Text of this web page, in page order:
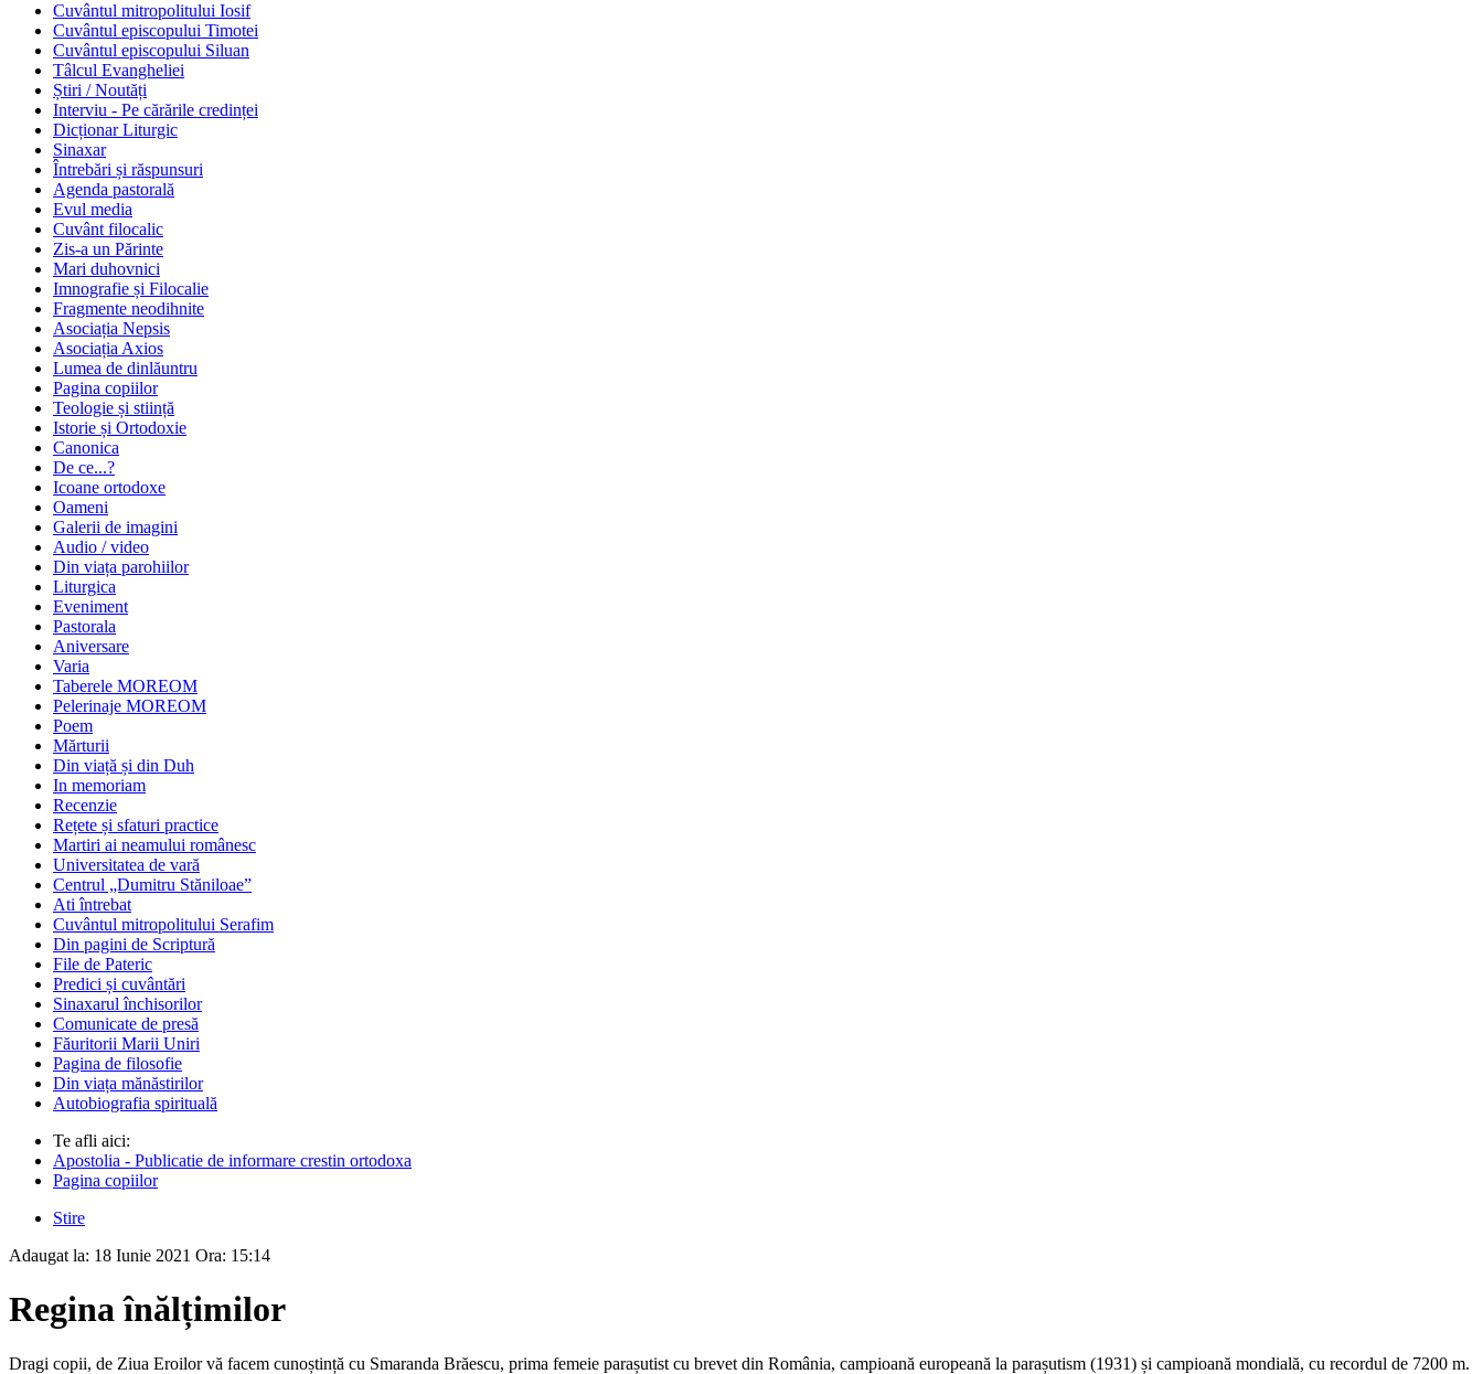
Cuvântul mitropolitului Iosif
Cuvântul episcopului Timotei
Cuvântul episcopului Siluan
Tâlcul Evangheliei
Știri / Noutăți
Interviu - Pe cărările credinței
Dicționar Liturgic
Sinaxar
Întrebări și răspunsuri
Agenda pastorală
Evul media
Cuvânt filocalic
Zis-a un Părinte
Mari duhovnici
Imnografie și Filocalie
Fragmente neodihnite
Asociația Nepsis
Asociația Axios
Lumea de dinlăuntru
Pagina copiilor
Teologie și stiință
Istorie și Ortodoxie
Canonica
De ce...?
Icoane ortodoxe
Oameni
Galerii de imagini
Audio / video
Din viața parohiilor
Liturgica
Eveniment
Pastorala
Aniversare
Varia
Taberele MOREOM
Pelerinaje MOREOM
Poem
Mărturii
Din viață și din Duh
In memoriam
Recenzie
Rețete și sfaturi practice
Martiri ai neamului românesc
Universitatea de vară
Centrul „Dumitru Stăniloae”
Ati întrebat
Cuvântul mitropolitului Serafim
Din pagini de Scriptură
File de Pateric
Predici și cuvântări
Sinaxarul închisorilor
Comunicate de presă
Făuritorii Marii Uniri
Pagina de filosofie
Din viața mănăstirilor
Autobiografia spirituală
Te afli aici:
Apostolia - Publicatie de informare crestin ortodoxa
Pagina copiilor
Stire
Adaugat la: 18 Iunie 2021 Ora: 15:14
Regina înălțimilor
Dragi copii, de Ziua Eroilor vă facem cunoștință cu Smaranda Brăescu, prima femeie parașutist cu brevet din România, campioană europeană la parașutism (1931) și campioană mondială, cu recordul de 7200 m.